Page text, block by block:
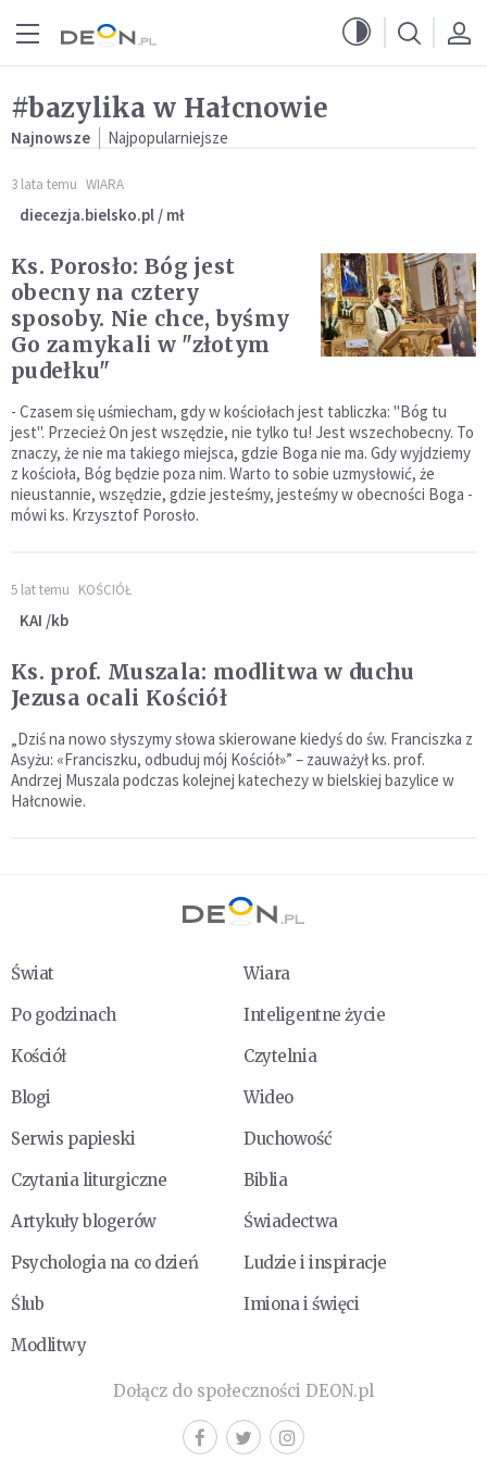
#bazylika w Hałcnowie
Najnowsze Najpopularniejsze
3 lata temu WIARA
diecezja.bielsko.pl / mł
Ks. Porosło: Bóg jest
obecny na cztery
sposoby. Nie chce, byśmy
Go zamykali w "złotym
pudełku"
- Czasem się uśmiecham, gdy w kościołach jest tabliczka: "Bóg tu
jest". Przecież On jest wszędzie, nie tylko tu! Jest wszechobecny. To
znaczy, że nie ma takiego miejsca, gdzie Boga nie ma. Gdy wyjdziemy
z kościoła, Bóg będzie poza nim. Warto to sobie uzmysłowić, że
nieustannie, wszędzie, gdzie jesteśmy, jesteśmy w obecności Boga -
mówi ks. Krzysztof Porosło.
5 lat temu KOŚCIÓŁ
KAI /kb
Ks. prof. Muszala: modlitwa w duchu
Jezusa ocali Kościół
„Dziś na nowo słyszymy słowa skierowane kiedyś do św. Franciszka z
Asyżu: «Franciszku, odbuduj mój Kościół»” – zauważył ks. prof.
Andrzej Muszala podczas kolejnej katechezy w bielskiej bazylice w
Hałcnowie.
Świat
Wiara
Po godzinach
Inteligentne życie
Kościół
Czytelnia
Blogi
Wideo
Serwis papieski
Duchowość
Czytania liturgiczne
Biblia
Artykuły blogerów
Świadectwa
Psychologia na co dzień
Ludzie i inspiracje
Ślub
Imiona i święci
Modlitwy
Dołącz do społeczności DEON.pl